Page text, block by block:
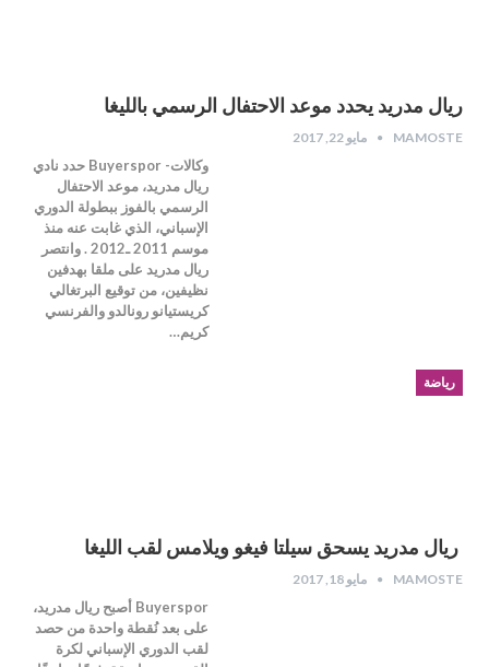
ريال مدريد يحدد موعد الاحتفال الرسمي بالليغا
MAMOSTE مايو 22, 2017
وكالات- Buyerspor حدد نادي
ريال مدريد، موعد الاحتفال
الرسمي بالفوز ببطولة الدوري
الإسباني، الذي غابت عنه منذ
موسم 2011 ـ2012 . وانتصر
ريال مدريد على ملقا بهدفين
نظيفين، من توقيع البرتغالي
كريستيانو رونالدو والفرنسي
كريم…
رياضة
ريال مدريد يسحق سيلتا فيغو ويلامس لقب الليغا
MAMOSTE مايو 18, 2017
Buyerspor أصبح ريال مدريد،
على بعد نُقطة واحدة من حصد
لقب الدوري الإسباني لكرة